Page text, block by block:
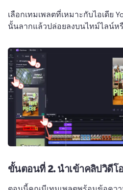
เลือกเทมเพลตที่เหมาะกับไอเดีย
นั้นลากแล้วปล่อยลงบนไทม์ไลน์ห
ขั้นตอนที่ 2.นำเข้าคลิปวิดี